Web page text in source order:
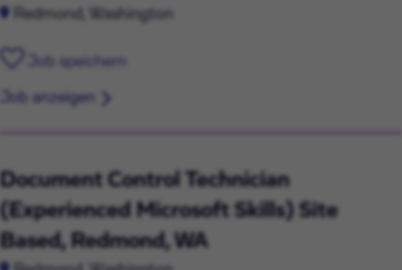
Redmond, Washington
Job speichern
Job anzeigen
Document Control Technician
(Experienced Microsoft Skills) Site
Based, Redmond, WA